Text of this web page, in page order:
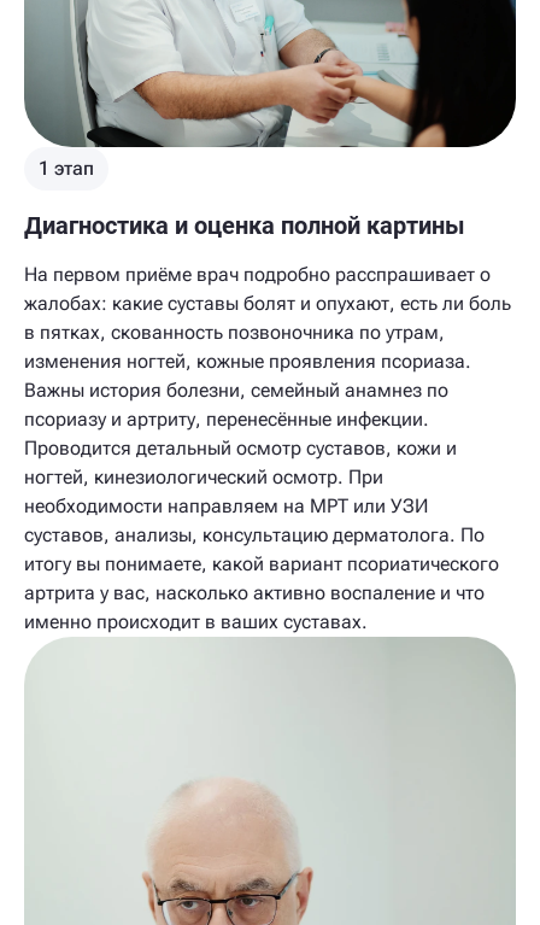
1 этап
Диагностика и оценка полной картины
На первом приёме врач подробно расспрашивает о
жалобах: какие суставы болят и опухают, есть ли боль
в пятках, скованность позвоночника по утрам,
изменения ногтей, кожные проявления псориаза.
Важны история болезни, семейный анамнез по
псориазу и артриту, перенесённые инфекции.
Проводится детальный осмотр суставов, кожи и
ногтей, кинезиологический осмотр. При
необходимости направляем на МРТ или УЗИ
суставов, анализы, консультацию дерматолога. По
итогу вы понимаете, какой вариант псориатического
артрита у вас, насколько активно воспаление и что
именно происходит в ваших суставах.